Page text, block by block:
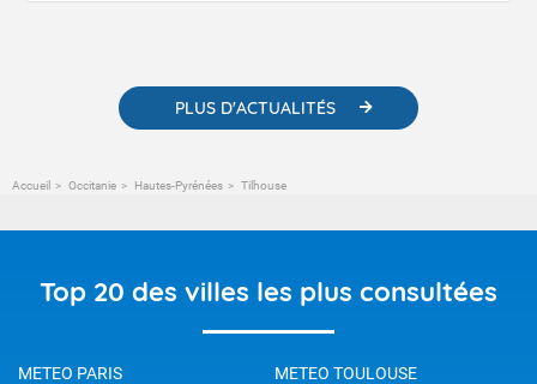
PLUS D'ACTUALITÉS
Accueil Occitanie Hautes-Pyrénées Tilhouse
Top 20 des villes les plus consultées
METEO PARIS
METEO TOULOUSE